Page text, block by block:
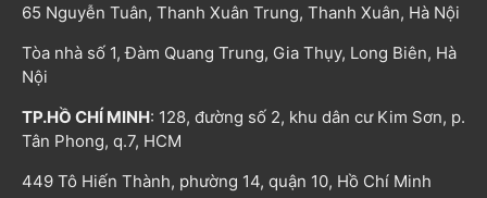
65 Nguyễn Tuân, Thanh Xuân Trung, Thanh Xuân, Hà Nội
Tòa nhà số 1, Đàm Quang Trung, Gia Thụy, Long Biên, Hà
Nội
TP.HỒ CHÍ MINH: 128, đường số 2, khu dân cư Kim Sơn, p.
Tân Phong, q.7, HCM
449 Tô Hiến Thành, phường 14, quận 10, Hồ Chí Minh